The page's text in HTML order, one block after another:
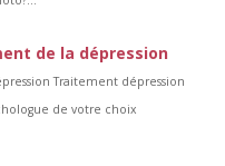
de la dépression
Traitement dépression
de votre choix